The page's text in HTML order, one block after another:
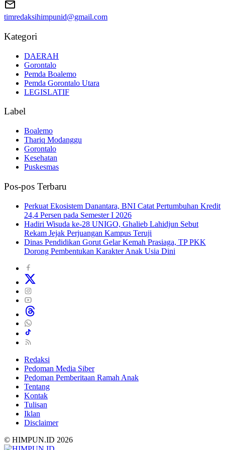
timredaksihimpunid@gmail.com
Kategori
DAERAH
Gorontalo
Pemda Boalemo
Pemda Gorontalo Utara
LEGISLATIF
Label
Boalemo
Thariq Modanggu
Gorontalo
Kesehatan
Puskesmas
Pos-pos Terbaru
Perkuat Ekosistem Danantara, BNI Catat Pertumbuhan Kredit
24,4 Persen pada Semester I 2026
Hadiri Wisuda ke-28 UNIGO, Ghalieb Lahidjun Sebut
Rekam Jejak Perjuangan Kampus Teruji
Dinas Pendidikan Gorut Gelar Kemah Prasiaga, TP PKK
Dorong Pembentukan Karakter Anak Usia Dini
Redaksi
Pedoman Media Siber
Pedoman Pemberitaan Ramah Anak
Tentang
Kontak
Tulisan
Iklan
Disclaimer
© HIMPUN.ID 2026